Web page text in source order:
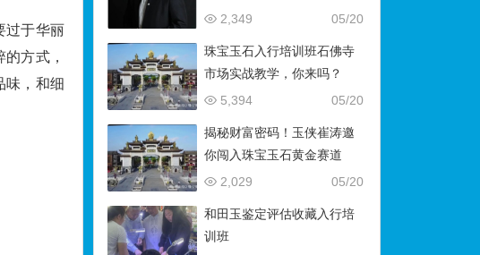
过于华丽
方式，
味，和细
淀，助你叩开财富与传承之
05/20
2,349
珠宝玉石入行培训班石佛寺
市场实战教学，你来吗？
05/20
5,394
揭秘财富密码！玉侠崔涛邀
你闯入珠宝玉石黄金赛道
05/20
2,029
和田玉鉴定评估收藏入行培
训班